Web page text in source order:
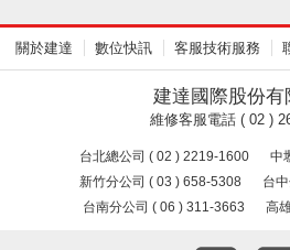
關於建達 數位快訊 客服技術服務
建達國際股份有
維修客服電話 ( 02 )
台北總公司 ( 02 ) 2219-1600
中
新竹分公司 ( 03 ) 658-5308
台
台南分公司 ( 06 ) 311-3663
高